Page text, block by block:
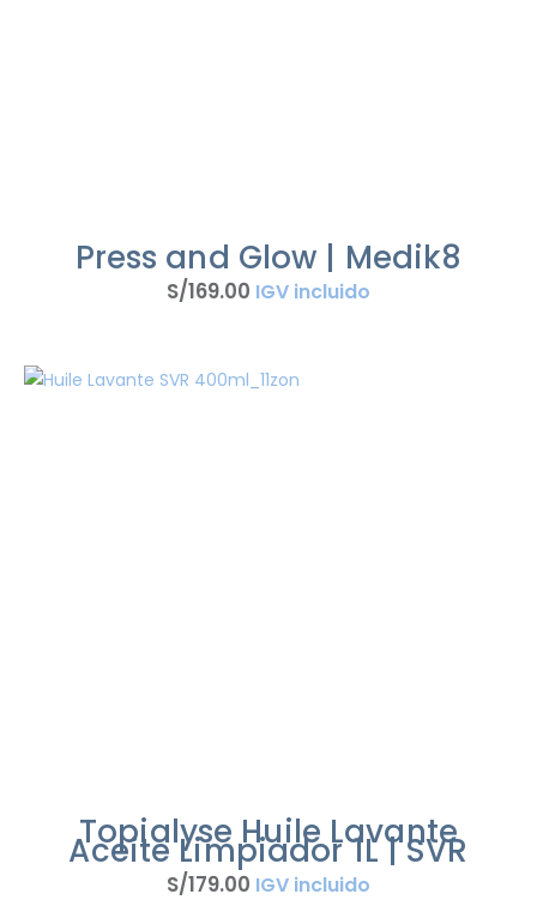
Press and Glow | Medik8
S/169.00 IGV incluido
Topialyse Huile Lavante
Aceite Limpiador 1L | SVR
S/179.00 IGV incluido